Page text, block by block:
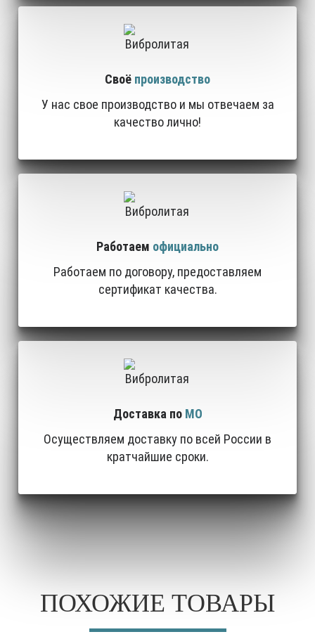
Своё производство
У нас свое производство и мы отвечаем за
качество лично!
Работаем официально
Работаем по договору, предоставляем
сертификат качества.
Доставка по МО
Осуществляем доставку по всей России в
кратчайшие сроки.
ПОХОЖИЕ ТОВАРЫ